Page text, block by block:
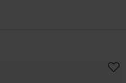
maak de feestlocatie
stijl. Voor jonge bakkers